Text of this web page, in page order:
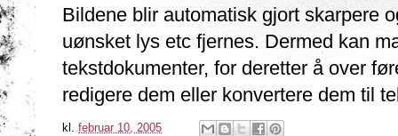
Bildene blir automatisk gjort skarpere
uønsket lys etc fjernes. Dermed kan
tekstdokumenter, for deretter å over
redigere dem eller konvertere dem til
kl. februar 10, 2005